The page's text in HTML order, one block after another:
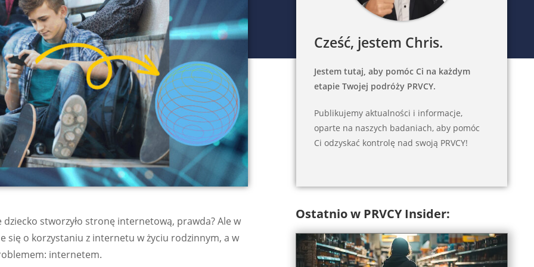
Cześć, jestem Chris.
Jestem tutaj, aby pomóc Ci na każdym
etapie Twojej podróży PRVCY.
Publikujemy aktualności i informacje,
oparte na naszych badaniach, aby pomóc
Ci odzyskać kontrolę nad swoją PRVCY!
stworzyło stronę internetową, prawda? Ale w
się o korzystaniu z internetu w życiu rodzinnym, a w
internetem.
Ostatnio w PRVCY Insider: